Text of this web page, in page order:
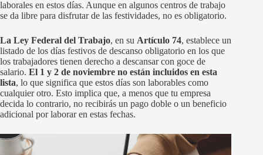
laborales en estos días. Aunque en algunos centros de trabajo
se da libre para disfrutar de las festividades, no es obligatorio.
La Ley Federal del Trabajo, en su Artículo 74, establece un
listado de los días festivos de descanso obligatorio en los que
los trabajadores tienen derecho a descansar con goce de
salario. El 1 y 2 de noviembre no están incluidos en esta
lista, lo que significa que estos días son laborables como
cualquier otro. Esto implica que, a menos que tu empresa
decida lo contrario, no recibirás un pago doble o un beneficio
adicional por laborar en estas fechas.